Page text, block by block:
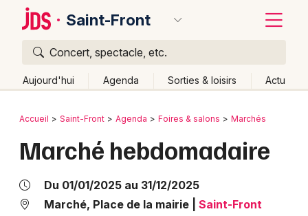
Saint-Front
Concert, spectacle, etc.
Aujourd'hui Agenda Sorties & loisirs Actu
Publier un événement
Grands événements
Bordeaux
Lille
Retour
Accueil Saint-Front Agenda Foires & salons Marchés
Marché hebdomadaire
Du 01/01/2025 au 31/12/2025
Marché, Place de la mairie
Saint-Front
Quoi ?
Où ?
Partout
Près de moi Changer de lieu
Quand ?
Aujourd'hui
Demain Ce week-end Autre